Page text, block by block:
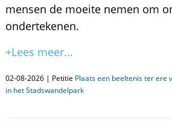
mensen de moeite nemen om
ondertekenen.
+Lees meer...
02-08-2026 | Petitie Plaats een beeltenis ter ere
in het Stadswandelpark